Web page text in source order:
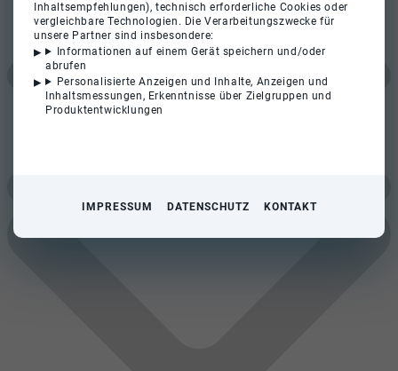
Inhaltsempfehlungen), technisch erforderliche Cookies oder
vergleichbare Technologien. Die Verarbeitungszwecke für
unsere Partner sind insbesondere:
Informationen auf einem Gerät speichern und/oder
abrufen
Personalisierte Anzeigen und Inhalte, Anzeigen und
Inhaltsmessungen, Erkenntnisse über Zielgruppen und
Produktentwicklungen
IMPRESSUM DATENSCHUTZ KONTAKT